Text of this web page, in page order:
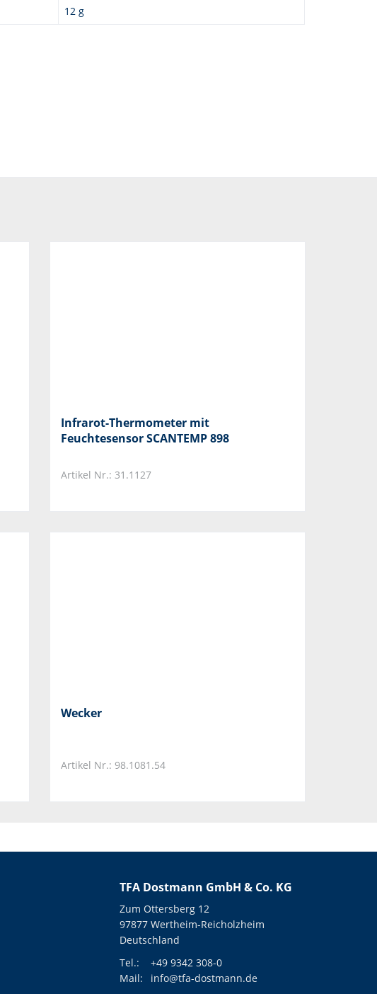
12 g
Infrarot-Thermometer mit
Feuchtesensor SCANTEMP 898
Artikel Nr.: 31.1127
Wecker
Artikel Nr.: 98.1081.54
TFA Dostmann GmbH & Co. KG
Zum Ottersberg 12
97877 Wertheim-Reicholzheim
Deutschland
Tel.:
+49 9342 308-0
Mail:
info@tfa-dostmann.de